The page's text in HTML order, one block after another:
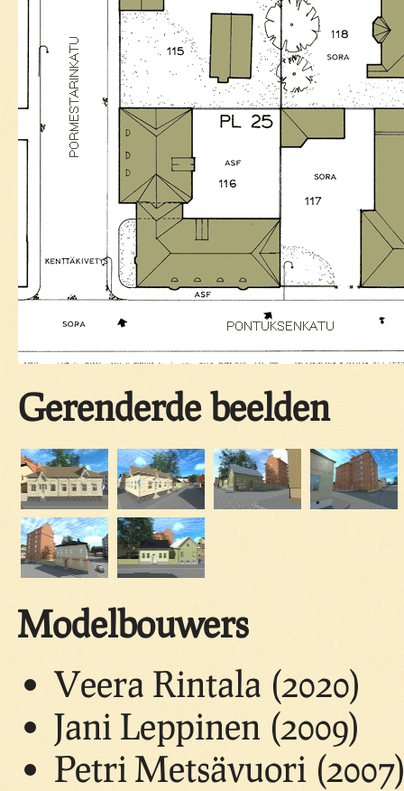
Gerenderde beelden
Modelbouwers
Veera Rintala (2020)
Jani Leppinen (2009)
Petri Metsävuori